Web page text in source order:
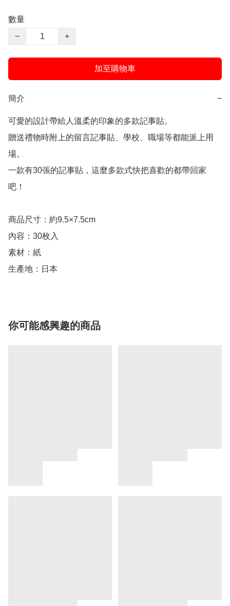
數量
−
+
加至購物車
簡介 −
可愛的設計帶給人溫柔的印象的多款記事貼。
贈送禮物時附上的留言記事貼、學校、職場等都能派上用
場。
一款有30張的記事貼，這麼多款式快把喜歡的都帶回家
吧！
商品尺寸：約9.5×7.5cm
內容：30枚入
素材：紙
生產地：日本
你可能感興趣的商品